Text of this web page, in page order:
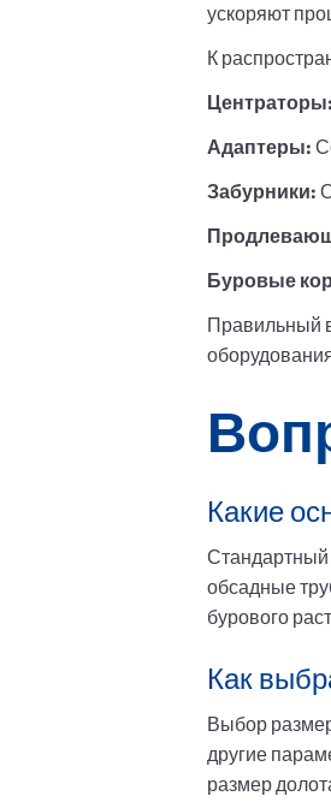
ускоряют
К
Центраторы:
Адаптеры:
Забурники:
Буровые
Правильный
Какие
Стандартный
обсадные
бурового
Как
Выбор
другие
размер